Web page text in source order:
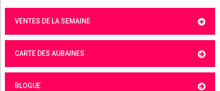
VENTES DE LA SEMAINE
CARTE DES AUBAINES
BLOGUE